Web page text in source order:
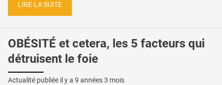
LIRE LA SUITE
OBÉSITÉ et cetera, les 5 facteurs qui
détruisent le foie
Actualité publiée il y a 9 années 3 mois